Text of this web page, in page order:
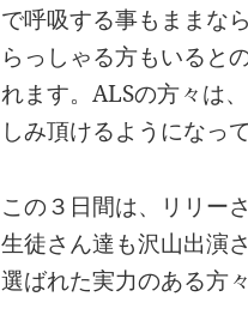
で呼吸する事もままな
らっしゃる方もいると
れます。ALSの方々は
しみ頂けるようになっ
この３日間は、リリー
生徒さん達も沢山出演
選ばれた実力のある方々